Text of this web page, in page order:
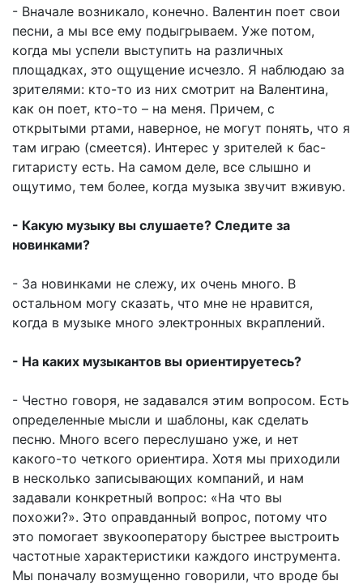
- Вначале возникало, конечно. Валентин поет свои
песни, а мы все ему подыгрываем. Уже потом,
когда мы успели выступить на различных
площадках, это ощущение исчезло. Я наблюдаю за
зрителями: кто-то из них смотрит на Валентина,
как он поет, кто-то – на меня. Причем, с
открытыми ртами, наверное, не могут понять, что я
там играю (смеется). Интерес у зрителей к бас-
гитаристу есть. На самом деле, все слышно и
ощутимо, тем более, когда музыка звучит вживую.
- Какую музыку вы слушаете? Следите за
новинками?
- За новинками не слежу, их очень много. В
остальном могу сказать, что мне не нравится,
когда в музыке много электронных вкраплений.
- На каких музыкантов вы ориентируетесь?
- Честно говоря, не задавался этим вопросом. Есть
определенные мысли и шаблоны, как сделать
песню. Много всего переслушано уже, и нет
какого-то четкого ориентира. Хотя мы приходили
в несколько записывающих компаний, и нам
задавали конкретный вопрос: «На что вы
похожи?». Это оправданный вопрос, потому что
это помогает звукооператору быстрее выстроить
частотные характеристики каждого инструмента.
Мы поначалу возмущенно говорили, что вроде бы